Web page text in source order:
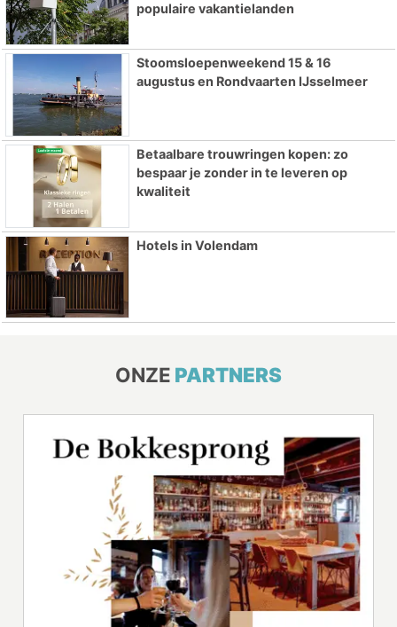
populaire vakantielanden
Stoomsloepenweekend 15 & 16
augustus en Rondvaarten IJsselmeer
Betaalbare trouwringen kopen: zo
bespaar je zonder in te leveren op
kwaliteit
Hotels in Volendam
ONZE PARTNERS